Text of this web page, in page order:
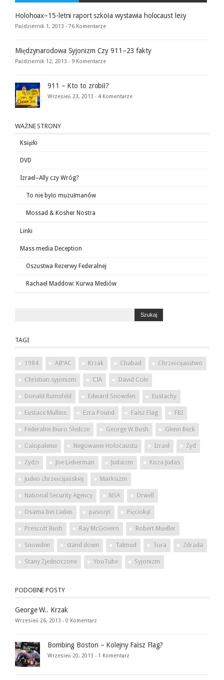
Holohoax–15-letni raport szkoła wystawia holocaust leży
Październik 1, 2013 - 76 Komentarze
Międzynarodowa Syjonizm Czy 911–23 fakty
Październik 12, 2013 - 9 Komentarze
911 – Kto to zrobił?
Wrzesień 23, 2013 - 4 Komentarze
WAŻNE STRONY
Książki
DVD
Izrael–Ally czy Wróg?
To nie było muzułmanów
Mossad & Kosher Nostra
Linki
Mass media Deception
Oszustwa Rezerwy Federalnej
Rachael Maddow: Kurwa Mediów
TAGI
1984 AIPAC Krzak Chabad Chrześcijaństwo
Christian syjonizm CIA David Cole
Donald Rumsfeld Edward Snowden Eustachy
Eustace Mullins Ezra Pound Fałsz Flag FBI
Federalne Biuro Śledcze George W Bush Glenn Beck
Całopalenie Negowanie Holocaustu Izrael Żyd
Żydzi Joe Lieberman Judaizm Koza Judas
Judeo chrześcijańskiej Marksizm
National Security Agency NSA Orwell
Osama bin Laden pasożyt Pięciokąt
Prescott Bush Ray McGovern Robert Mueller
Snowden stand down Talmud Tora Zdrada
Stany Zjednoczone YouTube Syjonizm
PODOBNE POSTY
George W.. Krzak
Wrzesień 26, 2013 - 0 Komentarz
Bombing Boston – Kolejny Fałsz Flag?
Wrzesień 20, 2013 - 1 Komentarz